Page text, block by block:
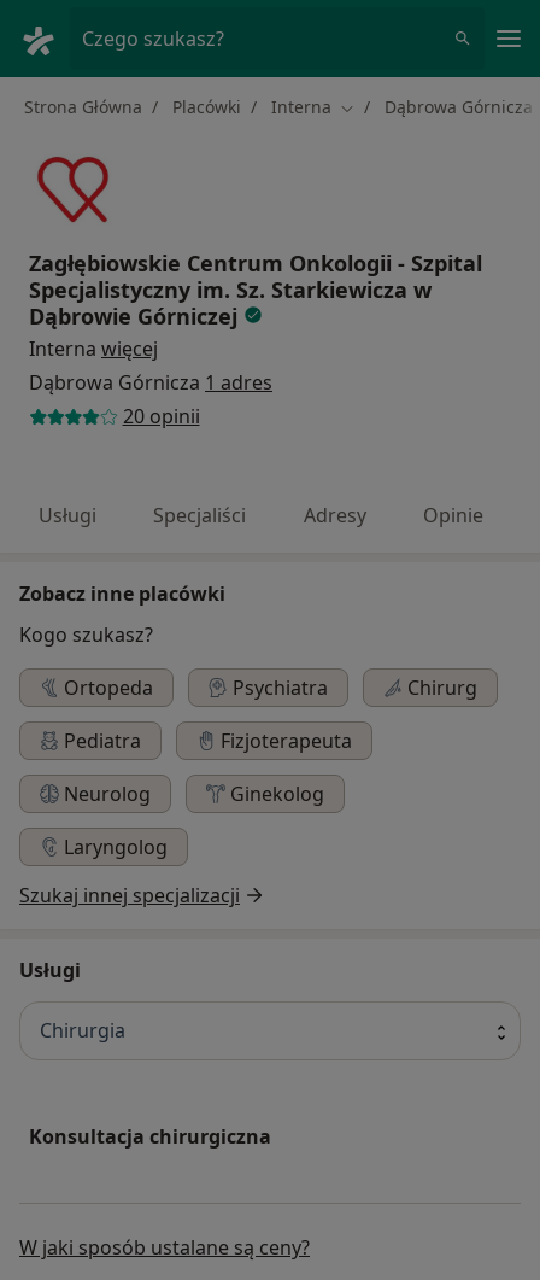
Czego szukasz?
Strona Główna Placówki Interna Zmień miasto
Dąbrowa Górnicza
Zagłębiowskie Centrum Onkologii - Szpital
Specjalistyczny im. Sz. Starkiewicza w
Dąbrowie Górniczej
Interna więcej
Dąbrowa Górnicza 1 adres
20 opinii
Usługi Specjaliści Adresy Opinie
Zobacz inne placówki
Kogo szukasz?
Ortopeda
Psychiatra
Chirurg
Pediatra
Fizjoterapeuta
Neurolog
Ginekolog
Laryngolog
Szukaj innej specjalizacji
Usługi
Chirurgia
Konsultacja chirurgiczna
W jaki sposób ustalane są ceny?